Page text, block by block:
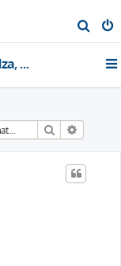
z
Wiedza, newsy, linki
Szukaj